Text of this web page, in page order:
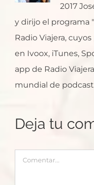
2017
y dirijo el programa
Radio Viajera,
en Ivoox, iTunes,
app de Radio
mundial de
Deja tu
Comentar